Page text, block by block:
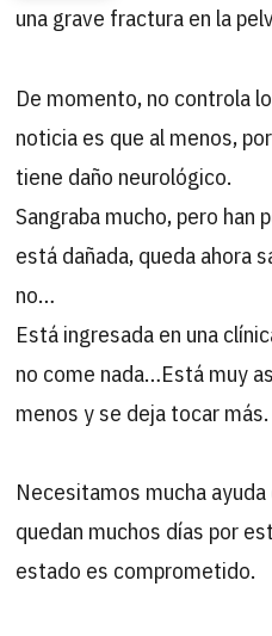
una grave fractura en la
De momento, no controla
noticia es que al menos,
tiene daño neurológico.
Sangraba mucho, pero han
está dañada, queda ahora
no…
Está ingresada en una
no come nada…Está muy
menos y se deja tocar más.
Necesitamos mucha
quedan muchos días por
estado es comprometido.